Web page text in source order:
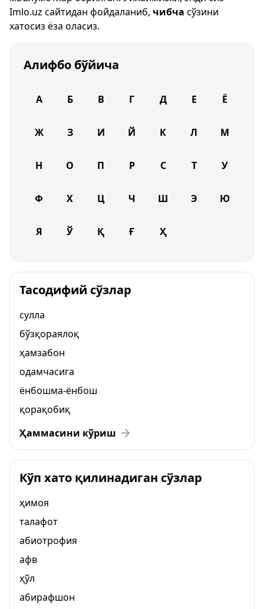
Imlo.uz сайтидан фойдаланиб, чибча сўзини
хатосиз ёза оласиз.
Алифбо бўйича
А Б В Г Д Е Ё
Ж З И Й К Л М
Н О П Р С Т У
Ф Х Ц Ч Ш Э Ю
Я Ў Қ Ғ Ҳ
Тасодифий сўзлар
сулла
бўзқораялоқ
ҳамзабон
одамчасига
ёнбошма-ёнбош
қорақобиқ
Ҳаммасини кўриш
Кўп хато қилинадиган сўзлар
ҳимоя
талафот
абиотрофия
афв
ҳўл
абирафшон